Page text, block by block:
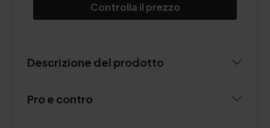
Controlla il prezzo
Descrizione del prodotto
Pro e contro